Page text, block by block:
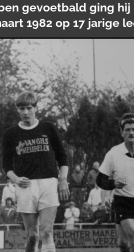
gevoetbald ging hij
1982 op 17